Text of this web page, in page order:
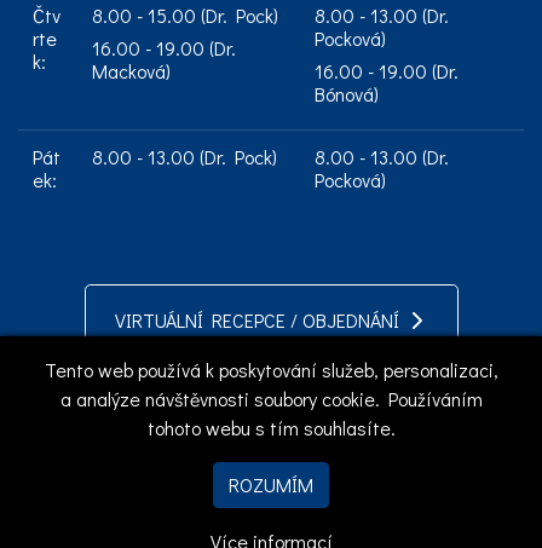
Čtv
rte
k:
8.00 - 15.00 (Dr. Pock)
16.00 - 19.00 (Dr.
Macková)
8.00 - 13.00 (Dr.
Pocková)
16.00 - 19.00 (Dr.
Bónová)
Pát
ek:
8.00 - 13.00 (Dr. Pock)
8.00 - 13.00 (Dr.
Pocková)
VIRTUÁLNÍ RECEPCE / OBJEDNÁNÍ
copyright © 2021 - 2026Prague Women's Health Center
Tento web používá k poskytování služeb, personalizaci,
a analýze návštěvnosti soubory cookie. Používáním
tohoto webu s tím souhlasíte.
ROZUMÍM
Více informací